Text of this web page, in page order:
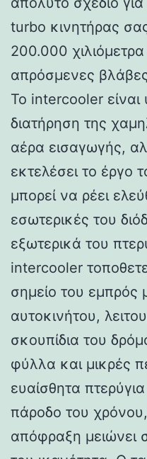
turbo κινητήρας
200.000
απρόσμενες
Το intercooler είναι
διατήρηση της
αέρα εισαγωγής,
εκτελέσει το έργο
μπορεί να ρέει
εσωτερικές του
εξωτερικά του
intercooler
σημείο του εμπρός
αυτοκινήτου,
σκουπίδια του
φύλλα και μικρές
ευαίσθητα
πάροδο του
απόφραξη μειώνει